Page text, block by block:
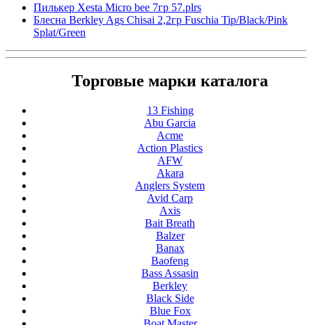
Пилькер Xesta Micro bee 7гр 57.plrs
Блесна Berkley Ags Chisai 2,2гр Fuschia Tip/Black/Pink
Splat/Green
Торговые марки каталога
13 Fishing
Abu Garcia
Acme
Action Plastics
AFW
Akara
Anglers System
Avid Carp
Axis
Bait Breath
Balzer
Banax
Baofeng
Bass Assasin
Berkley
Black Side
Blue Fox